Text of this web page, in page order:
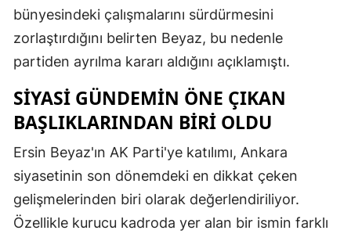
bünyesindeki çalışmalarını sürdürmesini
zorlaştırdığını belirten Beyaz, bu nedenle
partiden ayrılma kararı aldığını açıklamıştı.
SIYASI GÜNDEMIN ÖNE ÇIKAN
BAŞLIKLARINDAN BIRI OLDU
Ersin Beyaz'ın AK Parti'ye katılımı, Ankara
siyasetinin son dönemdeki en dikkat çeken
gelişmelerinden biri olarak değerlendiriliyor.
Özellikle kurucu kadroda yer alan bir ismin farklı